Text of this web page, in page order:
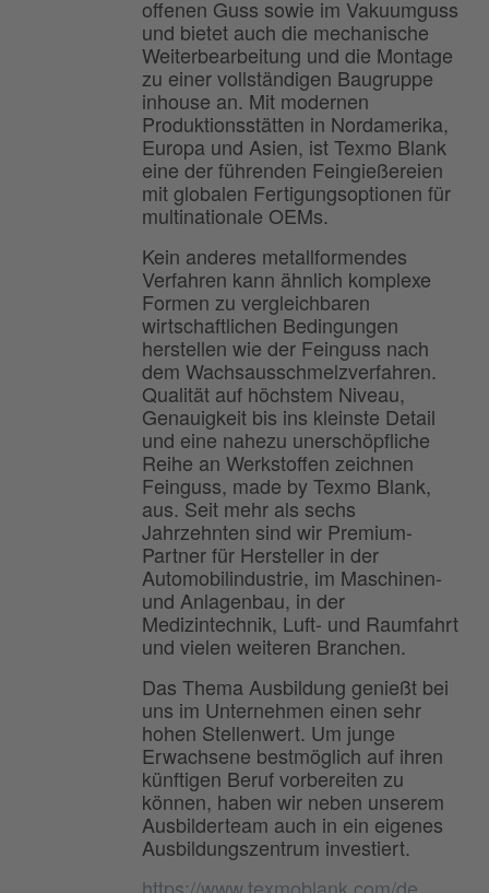
offenen Guss sowie im Vakuumguss
und bietet auch die mechanische
Weiterbearbeitung und die Montage
zu einer vollständigen Baugruppe
inhouse an. Mit modernen
Produktionsstätten in Nordamerika,
Europa und Asien, ist Texmo Blank
eine der führenden Feingießereien
mit globalen Fertigungsoptionen für
multinationale OEMs.
Kein anderes metallformendes
Verfahren kann ähnlich komplexe
Formen zu vergleichbaren
wirtschaftlichen Bedingungen
herstellen wie der Feinguss nach
dem Wachsausschmelzverfahren.
Qualität auf höchstem Niveau,
Genauigkeit bis ins kleinste Detail
und eine nahezu unerschöpfliche
Reihe an Werkstoffen zeichnen
Feinguss, made by Texmo Blank,
aus. Seit mehr als sechs
Jahrzehnten sind wir Premium-
Partner für Hersteller in der
Automobilindustrie, im Maschinen-
und Anlagenbau, in der
Medizintechnik, Luft- und Raumfahrt
und vielen weiteren Branchen.
Das Thema Ausbildung genießt bei
uns im Unternehmen einen sehr
hohen Stellenwert. Um junge
Erwachsene bestmöglich auf ihren
künftigen Beruf vorbereiten zu
können, haben wir neben unserem
Ausbilderteam auch in ein eigenes
Ausbildungszentrum investiert.